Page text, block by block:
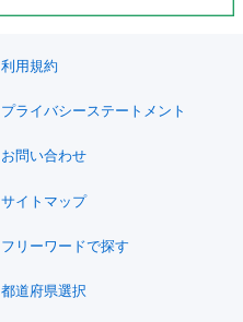
利用規約
プライバシーステートメント
お問い合わせ
サイトマップ
フリーワードで探す
都道府県選択